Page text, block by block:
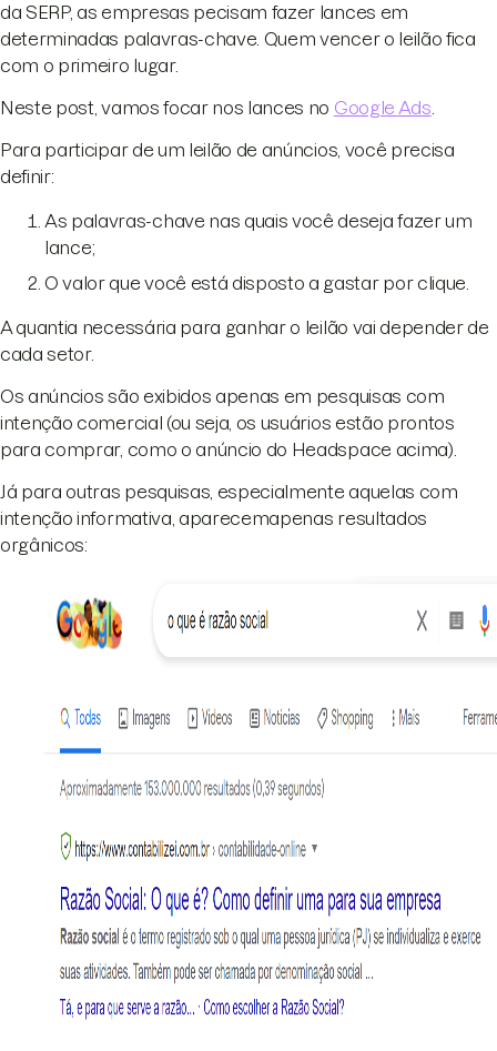
da SERP, as empresas pecisam fazer lances em
determinadas palavras-chave. Quem vencer o leilão fica
com o primeiro lugar.
Neste post, vamos focar nos lances no Google Ads
Para participar de um leilão de anúncios, você precisa
definir:
As palavras-chave nas quais você deseja fazer um
lance;
O valor que você está disposto a gastar por clique.
A quantia necessária para ganhar o leilão vai depender de
cada setor.
Os anúncios são exibidos apenas em pesquisas com
intenção comercial (ou seja, os usuários estão prontos
para comprar, como o anúncio do Headspace acima).
Já para outras pesquisas, especialmente aquelas com
intenção informativa, aparecemapenas resultados
orgânicos: